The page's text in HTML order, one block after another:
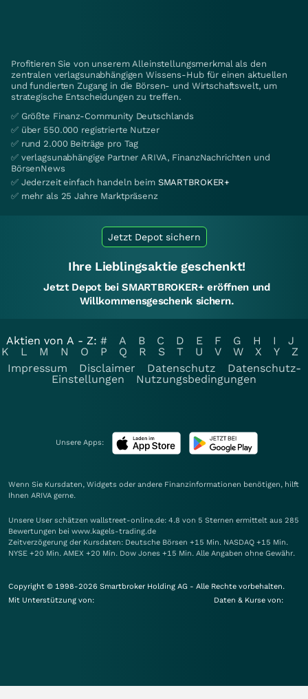
Profitieren Sie von unserem Alleinstellungsmerkmal als den
zentralen verlagsunabhängigen Wissens-Hub für einen aktuellen
und fundierten Zugang in die Börsen- und Wirtschaftswelt, um
strategische Entscheidungen zu treffen.
✅ Größte Finanz-Community Deutschlands
✅ über 550.000 registrierte Nutzer
✅ rund 2.000 Beiträge pro Tag
✅ verlagsunabhängige Partner ARIVA, FinanzNachrichten und
BörsenNews
✅ Jederzeit einfach handeln beim SMARTBROKER+
✅ mehr als 25 Jahre Marktpräsenz
Jetzt Depot sichern
Ihre Lieblingsaktie geschenkt!
Jetzt Depot bei SMARTBROKER+ eröffnen und
Willkommensgeschenk sichern.
Aktien von A - Z: # A B C D E F G H I
J
K
L M N O P Q R S T U V W X Y
Z
Impressum
Disclaimer Datenschutz
Datenschutz-
Einstellungen
Nutzungsbedingungen
Unsere Apps:
Wenn Sie Kursdaten, Widgets oder andere Finanzinformationen benötigen, hilft
Ihnen ARIVA gerne.
Unsere User schätzen wallstreet-online.de: 4.8 von 5 Sternen ermittelt aus 285
Bewertungen bei www.kagels-trading.de
Zeitverzögerung der Kursdaten: Deutsche Börsen +15 Min. NASDAQ +15 Min.
NYSE +20 Min. AMEX +20 Min. Dow Jones +15 Min. Alle Angaben ohne Gewähr.
Copyright © 1998-2026 Smartbroker Holding AG - Alle Rechte vorbehalten.
Mit Unterstützung von:
Daten & Kurse von: